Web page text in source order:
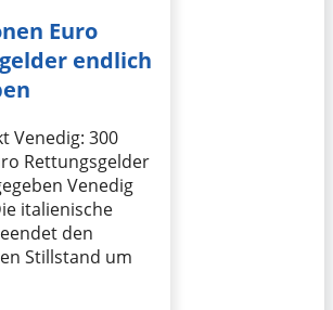
Euro
endlich
Venedig: 300
Rettungsgelder
Venedig
italienische
den
Stillstand um